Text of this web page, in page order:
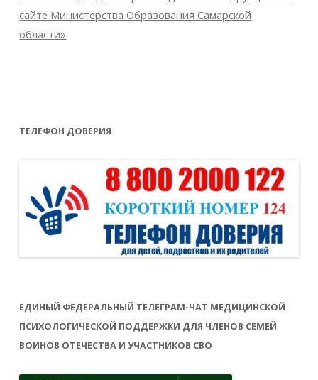
сайте Министерства Образования Самарской
области»
ТЕЛЕФОН ДОВЕРИЯ
ЕДИНЫЙ ФЕДЕРАЛЬНЫЙ ТЕЛЕГРАМ-ЧАТ МЕДИЦИНСКОЙ
ПСИХОЛОГИЧЕСКОЙ ПОДДЕРЖКИ ДЛЯ ЧЛЕНОВ СЕМЕЙ
ВОИНОВ ОТЕЧЕСТВА И УЧАСТНИКОВ СВО